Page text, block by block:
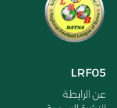
LRF05
عن الرابطة